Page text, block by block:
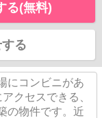
る(無料)
る
にコンビニがあ
クセスできる、
の物件です。近